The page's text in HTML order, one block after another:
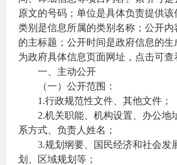
原文的号码；单位是具体负责提供该
类别是信息所属的类别名称；公开内
的主标题；公开时间是政府信息的生
为政府具体信息页面网址，点击可查
一、主动公开
（一）公开范围：
1.行政规范性文件、其他文件；
2.机关职能、机构设置、办公地
系方式、负责人姓名；
3.规划纲要、国民经济和社会发
划、区域规划等；